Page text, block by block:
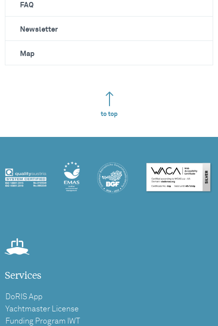
FAQ
Newsletter
Map
to top
Services
DoRIS App
Yachtmaster License
Funding Program IWT